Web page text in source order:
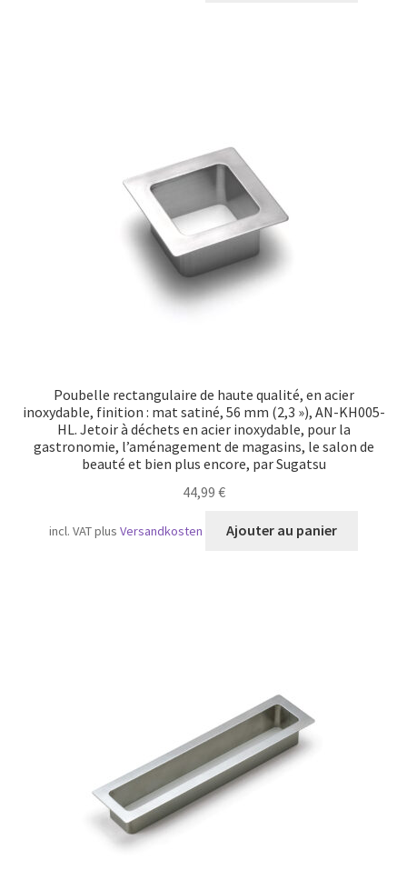
Poubelle rectangulaire de haute qualité, en acier
inoxydable, finition : mat satiné, 56 mm (2,3 »), AN-KH005-
HL. Jetoir à déchets en acier inoxydable, pour la
gastronomie, l’aménagement de magasins, le salon de
beauté et bien plus encore, par Sugatsu
44,99 €
incl. VATplusVersandkosten Ajouter au panier